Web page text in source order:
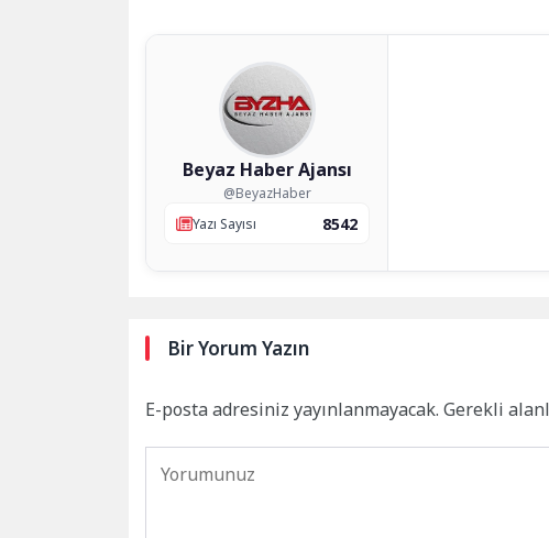
Beyaz Haber Ajansı
@BeyazHaber
Yazı Sayısı
8542
Bir Yorum Yazın
E-posta adresiniz yayınlanmayacak. Gerekli